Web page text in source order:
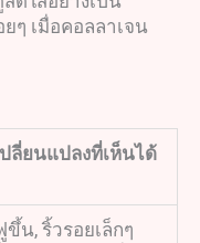
ๆ เมื่อคอลลาเจน
ปลี่ยนแปลงที่เห็นได้
น, ริ้วรอยเล็กๆ